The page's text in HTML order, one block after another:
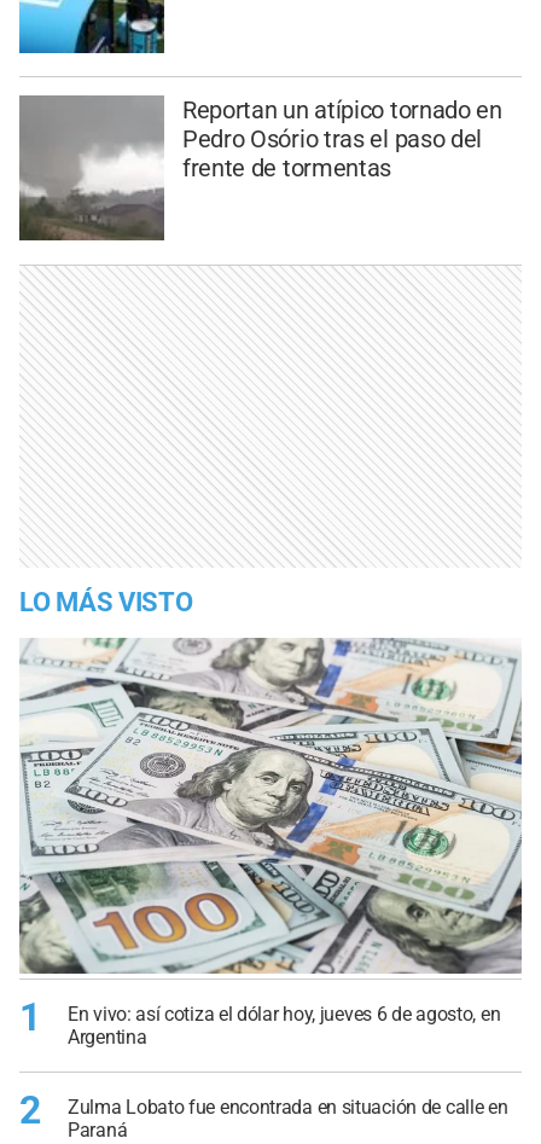
Reportan un atípico tornado en
Pedro Osório tras el paso del
frente de tormentas
LO MÁS VISTO
1
En vivo: así cotiza el dólar hoy, jueves 6 de agosto, en
Argentina
2
Zulma Lobato fue encontrada en situación de calle en
Paraná